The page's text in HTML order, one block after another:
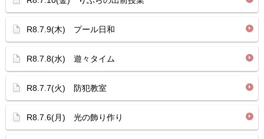
R8.7.9(木) プール日和
R8.7.8(水) 遊々タイム
R8.7.7(火) 防犯教室
R8.7.6(月) 光の飾り作り